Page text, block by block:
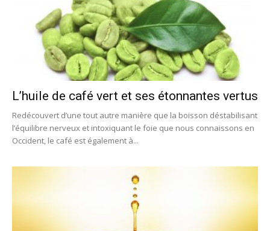
L’huile de café vert et ses étonnantes vertus
Redécouvert d’une tout autre manière que la boisson déstabilisant
l’équilibre nerveux et intoxiquant le foie que nous connaissons en
Occident, le café est également à...